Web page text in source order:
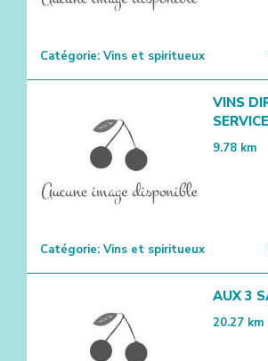
Catégorie: Vins et spiritueux
VINS
9.78 km
Catégorie: Vins et spiritueux
AUX 3
20.27 km